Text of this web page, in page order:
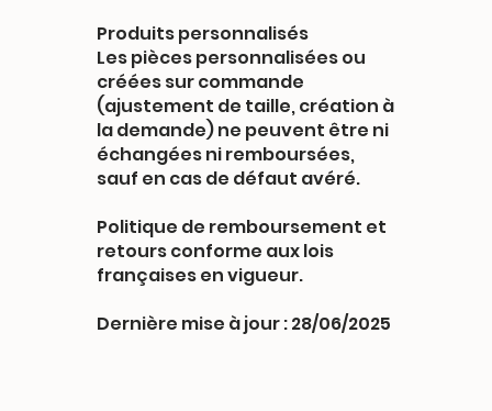
Produits personnalisés
Les pièces personnalisées ou
créées sur commande
(ajustement de taille, création à
la demande) ne peuvent être ni
échangées ni remboursées,
sauf en cas de défaut avéré.
Politique de remboursement et
retours conforme aux lois
françaises en vigueur.
Dernière mise à jour : 28/06/2025